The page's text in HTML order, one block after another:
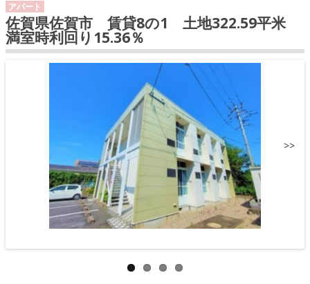
アパート
佐賀県佐賀市 賃貸8の1 土地322.59平米
満室時利回り15.36％
>>